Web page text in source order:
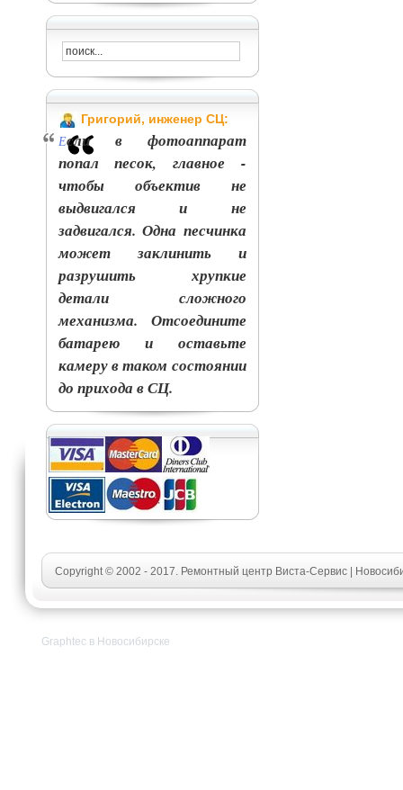
Григорий, инженер СЦ:
Если в фотоаппарат
попал песок, главное -
чтобы объектив не
выдвигался и не
задвигался. Одна песчинка
может заклинить и
разрушить хрупкие
детали сложного
механизма. Отсоедините
батарею и оставьте
камеру в таком состоянии
до прихода в СЦ.
Copyright © 2002 - 2017. Ремонтный центр Виста-Сервис |
Graphtec в Новосибирске